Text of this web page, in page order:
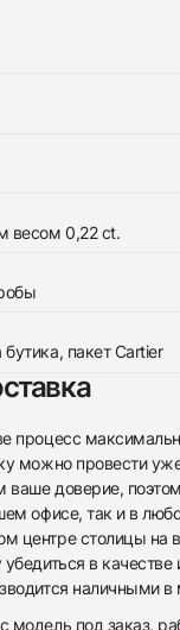
весом 0,22 ct.
пакет Cartier
процесс
можно провести
доверие,
офисе, так и в
центре столицы
в качестве
наличными
под заказ,
часы
Отправить заявку
данные и мы
+ Документы
фото ваших
Отправить заявку